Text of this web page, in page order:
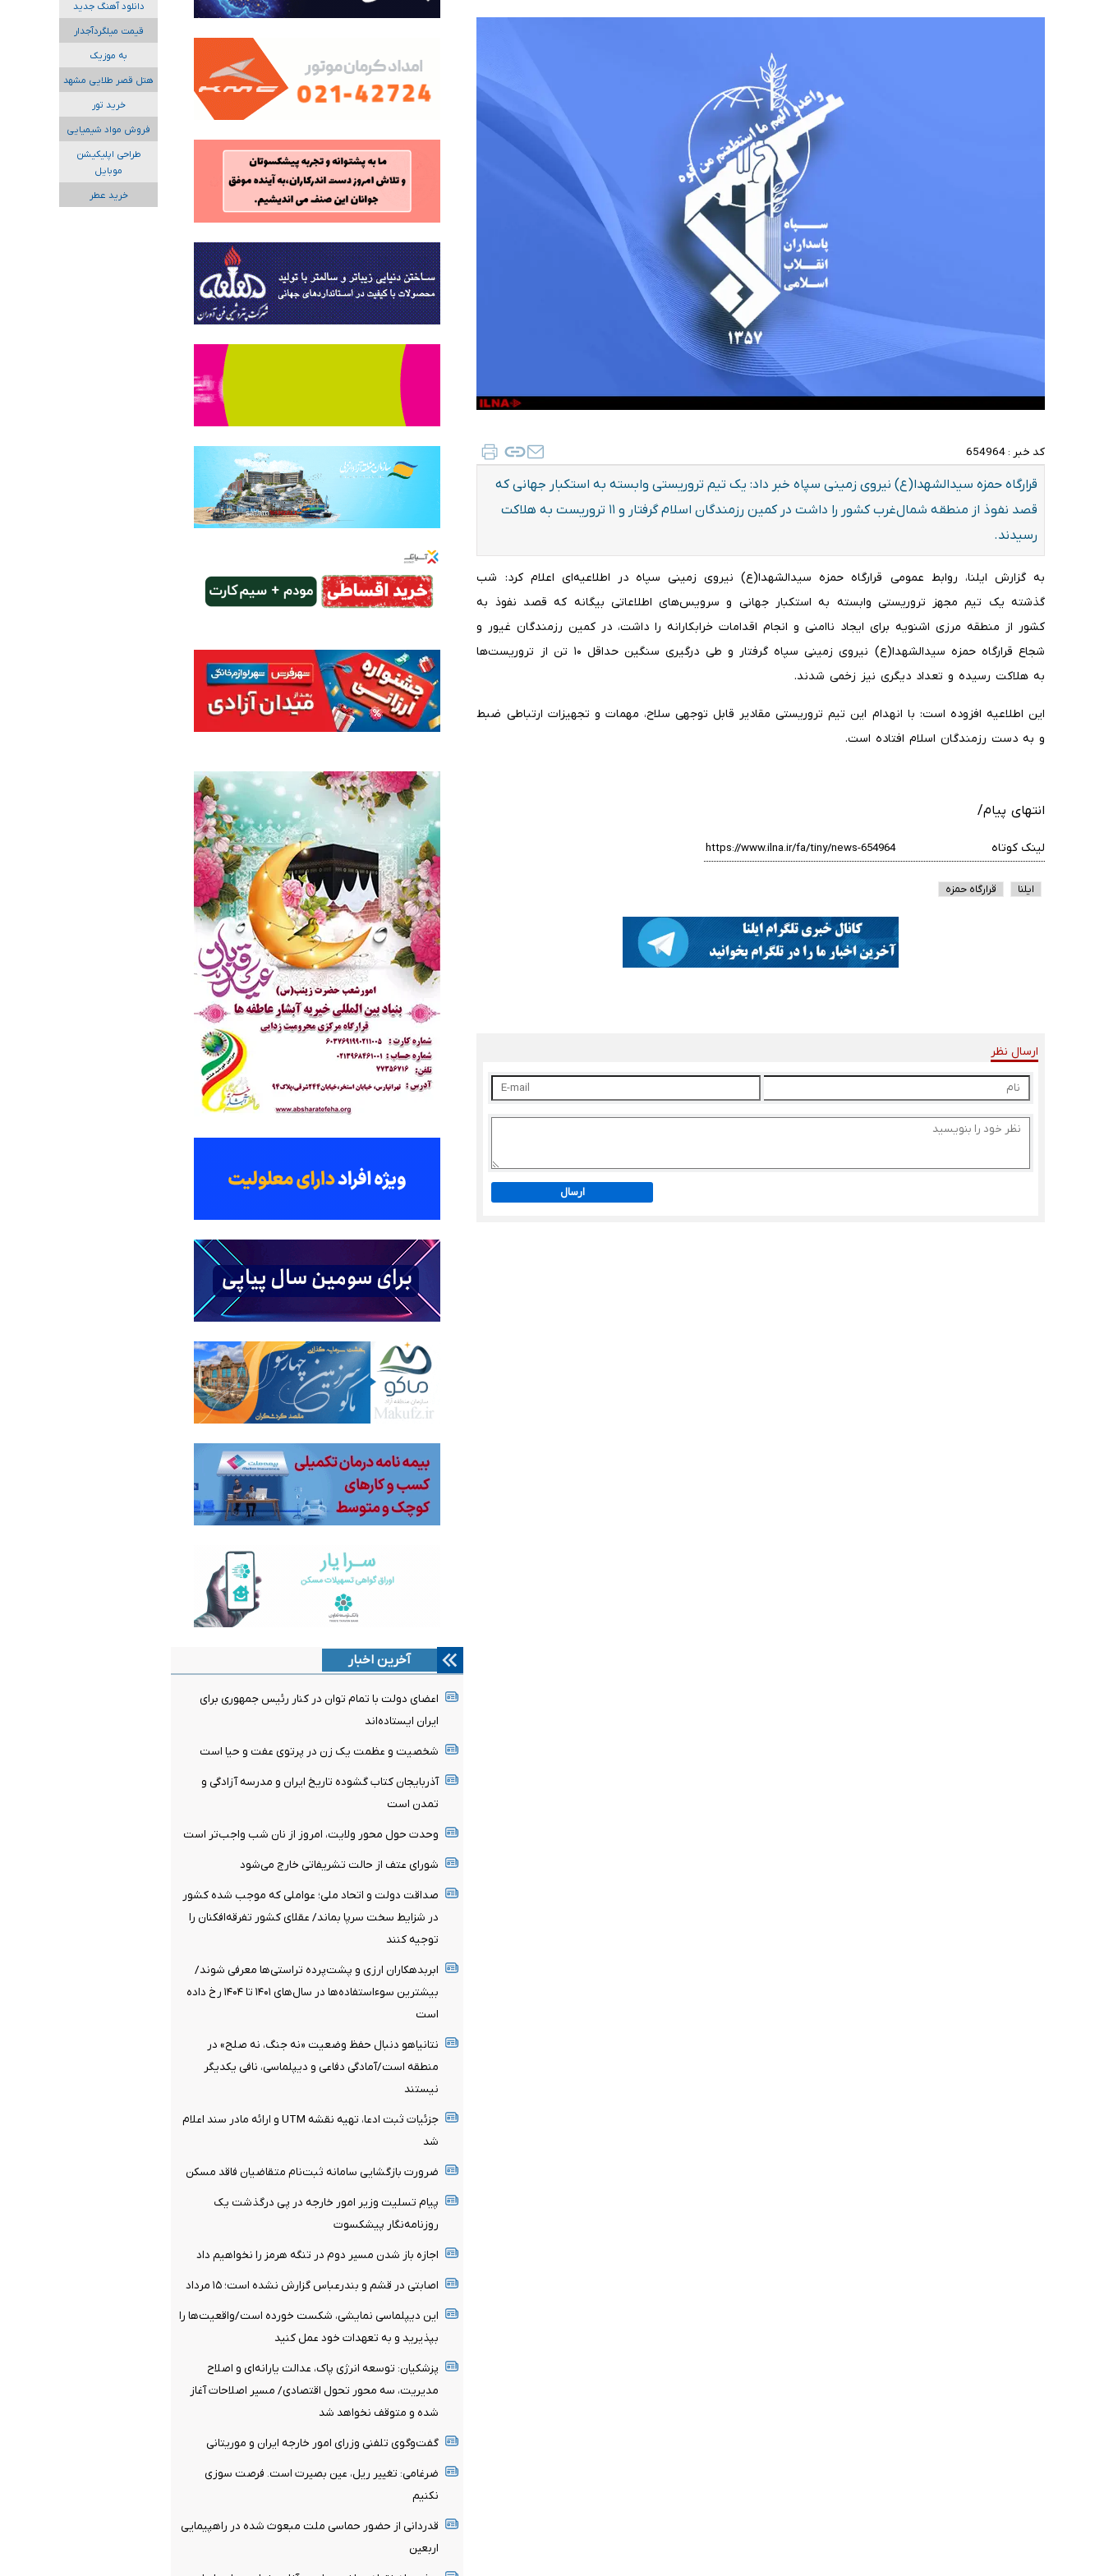
کد خبر : 654964
قرارگاه حمزه سیدالشهدا(ع) نیروی زمینی سپاه خبر داد: یک تیم تروریستی وابسته به استکبار جهانی که
قصد نفوذ از منطقه شمال‌غرب کشور را داشت در کمین رزمندگان اسلام گرفتار و ۱۱ تروریست به هلاکت
رسیدند.
به گزارش ایلنا، روابط عمومی قرارگاه حمزه سیدالشهدا(ع) نیروی زمینی سپاه در اطلاعیه‌ای اعلام کرد: شب
گذشته یک تیم مجهز تروریستی وابسته به استکبار جهانی و سرویس‌های اطلاعاتی بیگانه که قصد نفوذ به
کشور از منطقه مرزی اشنویه برای ایجاد ناامنی و انجام اقدامات خرابکارانه را داشت، در کمین رزمندگان غیور و
شجاع قرارگاه حمزه سیدالشهدا(ع) نیروی زمینی سپاه گرفتار و طی درگیری سنگین حداقل ۱۰ تن از تروریست‌ها
به هلاکت رسیده و تعداد دیگری نیز زخمی شدند.
این اطلاعیه افزوده است: با انهدام این تیم تروریستی مقادیر قابل توجهی سلاح، مهمات و تجهیزات ارتباطی ضبط
و به دست رزمندگان اسلام افتاده است.
انتهای پیام/
لینک کوتاه
ایلنا قرارگاه حمزه
ارسال نظر
ارسال
آخرین اخبار
اعضای دولت با تمام توان در کنار رئیس جمهوری برای
ایران ایستاده‌اند
شخصیت و عظمت یک زن در پرتوی عفت و حیا است
آذربایجان کتاب گشوده تاریخ ایران و مدرسه آزادگی و
تمدن است
وحدت حول محور ولایت، امروز از نان شب واجب‌تر است
شورای عتف از حالت تشریفاتی خارج می‌شود
صداقت دولت و اتحاد ملی؛ عواملی که موجب شده کشور
در شزایط سخت سرپا بماند/ عقلای کشور تفرقه‌افکنان را
توجیه کنند
ابربدهکاران ارزی و پشت‌پرده تراستی‌ها معرفی شوند/
بیشترین سوءاستفاده‌ها در سال‌های ۱۴۰۱ تا ۱۴۰۴ رخ داده
است
نتانیاهو دنبال حفظ وضعیت «نه جنگ، نه صلح» در
منطقه است/آمادگی دفاعی و دیپلماسی، نافی یکدیگر
نیستند
جزئیات ثبت ادعا، تهیه نقشه UTM و ارائه مادر سند اعلام
شد
ضرورت بازگشایی سامانه ثبت‌نام متقاضیان فاقد مسکن
پیام تسلیت وزیر امور خارجه در پی درگذشت یک
روزنامه‌نگار پیشکسوت
اجازه باز شدن مسیر دوم در تنگه هرمز را نخواهیم داد
اصابتی در قشم و بندرعباس گزارش نشده است؛ ۱۵ مرداد
این دیپلماسی نمایشی، شکست خورده است/واقعیت‌ها را
بپذیرید و به تعهدات خود عمل کنید
پزشکیان: توسعه انرژی پاک، عدالت یارانه‌ای و اصلاح
مدیریت، سه محور تحول اقتصادی/ مسیر اصلاحات آغاز
شده و متوقف نخواهد شد
گفت‌وگوی تلفنی وزرای امور خارجه ایران و موریتانی
ضرغامی: تغییر ریل، عین بصیرت است. فرصت سوزی
نکنیم
قدردانی از حضور حماسی ملت مبعوث شده در راهپیمایی
اربعین
دانلود آهنگ جدید
قیمت میلگردآجدار
به موزیک
هتل قصر طلایی مشهد
خرید تور
فروش مواد شیمیایی
طراحی اپلیکیشن
موبایل
خرید عطر